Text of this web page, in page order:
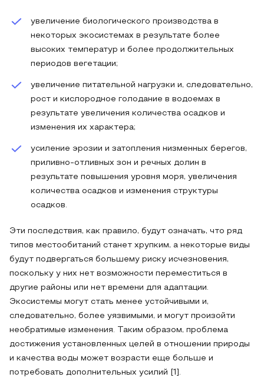
увеличение биологического производства в
некоторых экосистемах в результате более
высоких температур и более продолжительных
периодов вегетации;
увеличение питательной нагрузки и, следовательно,
рост и кислородное голодание в водоемах в
результате увеличения количества осадков и
изменения их характера;
усиление эрозии и затопления низменных берегов,
приливно-отливных зон и речных долин в
результате повышения уровня моря, увеличения
количества осадков и изменения структуры
осадков.
Эти последствия, как правило, будут означать, что ряд
типов местообитаний станет хрупким, а некоторые виды
будут подвергаться большему риску исчезновения,
поскольку у них нет возможности переместиться в
другие районы или нет времени для адаптации.
Экосистемы могут стать менее устойчивыми и,
следовательно, более уязвимыми, и могут произойти
необратимые изменения. Таким образом, проблема
достижения установленных целей в отношении природы
и качества воды может возрасти еще больше и
потребовать дополнительных усилий [1].